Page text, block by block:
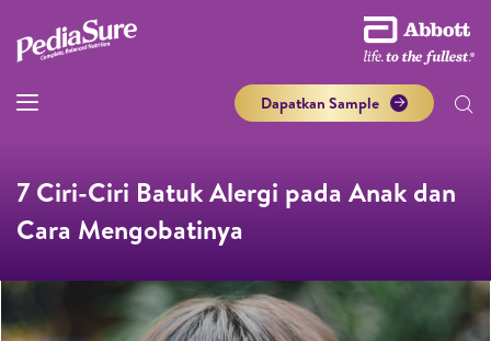
Dapatkan Sample
7 Ciri-Ciri Batuk Alergi pada Anak dan
Cara Mengobatinya